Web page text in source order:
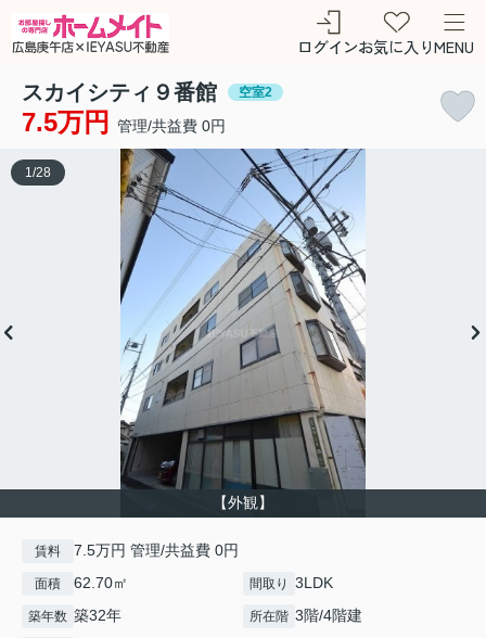
ログインお気に入りMENU
スカイシティ９番館 空室2
7.5万円 管理/共益費 0円
【外観】
1 /28
賃料 7.5万円 管理/共益費 0円
面積 62.70㎡ 間取り 3LDK
築年数 築32年 所在階 3階/4階建